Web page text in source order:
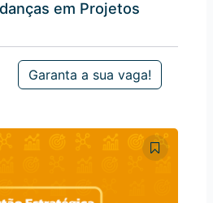
em Projetos
Garanta a sua vaga!